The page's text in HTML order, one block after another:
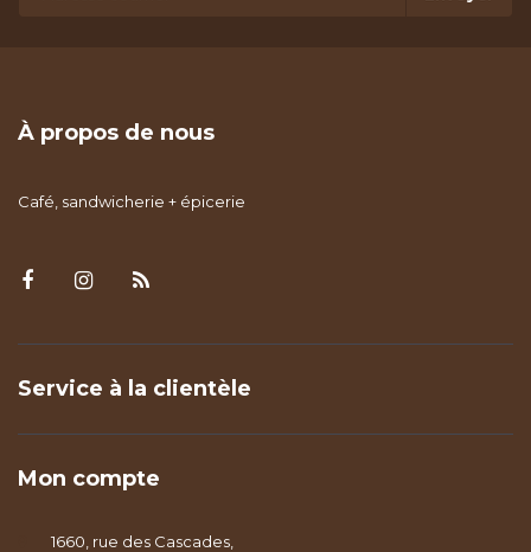
À propos de nous
Café, sandwicherie + épicerie
Service à la clientèle
Mon compte
1660, rue des Cascades,